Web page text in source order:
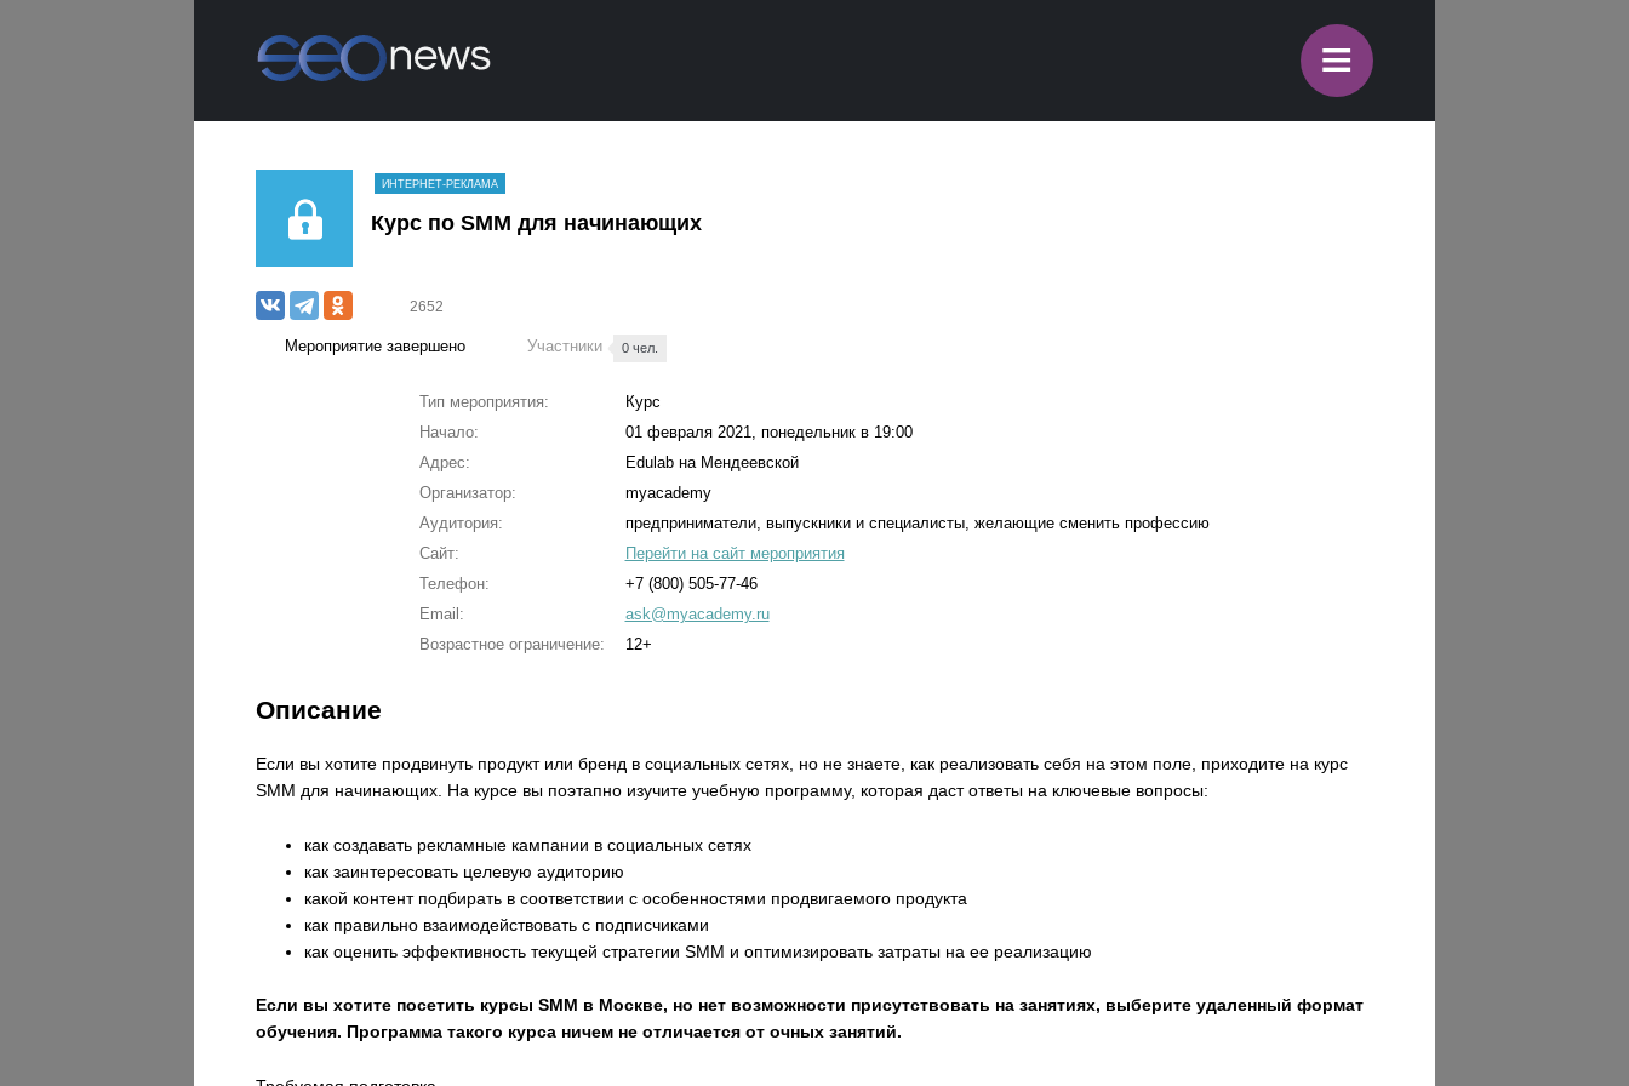
≡
ИНТЕРНЕТ-РЕКЛАМА
Курс по SMM для начинающих
2652
Мероприятие завершено Участники 0 чел.
Тип мероприятия:
Курс
Начало:
01 февраля 2021, понедельник в 19:00
Адрес:
Edulab на Мендеевской
Организатор:
myacademy
Аудитория:
предприниматели, выпускники и специалисты, желающие сменить профессию
Сайт:
Перейти на сайт мероприятия
Телефон:
+7 (800) 505-77-46
Email:
ask@myacademy.ru
Возрастное ограничение:
12+
Описание
Если вы хотите продвинуть продукт или бренд в социальных сетях, но не знаете, как реализовать себя на этом поле, приходите на курс
SMM для начинающих. На курсе вы поэтапно изучите учебную программу, которая даст ответы на ключевые вопросы:
как создавать рекламные кампании в социальных сетях
как заинтересовать целевую аудиторию
какой контент подбирать в соответствии с особенностями продвигаемого продукта
как правильно взаимодействовать с подписчиками
как оценить эффективность текущей стратегии SMM и оптимизировать затраты на ее реализацию
Если вы хотите посетить курсы SMM в Москве, но нет возможности присутствовать на занятиях, выберите удаленный формат
обучения. Программа такого курса ничем не отличается от очных занятий.